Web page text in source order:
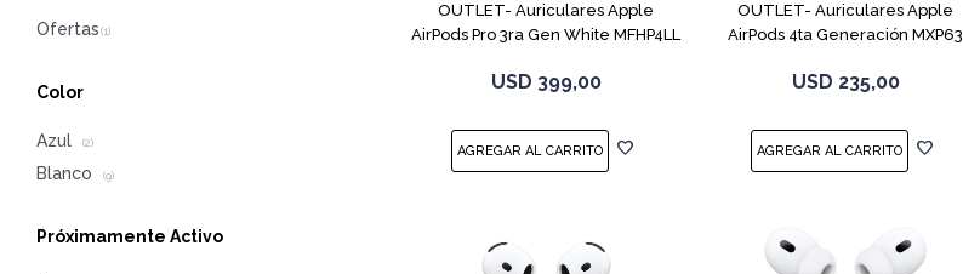
OUTLET- Auriculares Apple
AirPods Pro 3ra Gen White MFHP4LL
USD 399,00
OUTLET- Auriculares Apple
AirPods 4ta Generación MXP63
USD 235,00
Color
Azul (2)
Blanco (9)
Próximamente Activo